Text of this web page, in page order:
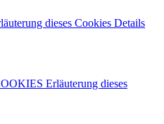
dieses Cookies Details
Erläuterung dieses